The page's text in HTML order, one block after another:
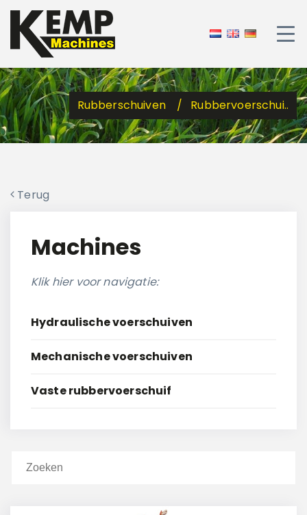
Rubberschuiven Rubbervoerschui..
Terug
Machines
Klik hier voor navigatie:
Hydraulische voerschuiven
Mechanische voerschuiven
Vaste rubbervoerschuif